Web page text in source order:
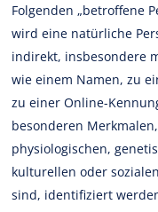
Folgenden „betroffene
wird eine natürliche
indirekt, insbesondere
wie einem Namen, zu
zu einer Online-
besonderen
physiologischen,
kulturellen oder
sind, identifiziert